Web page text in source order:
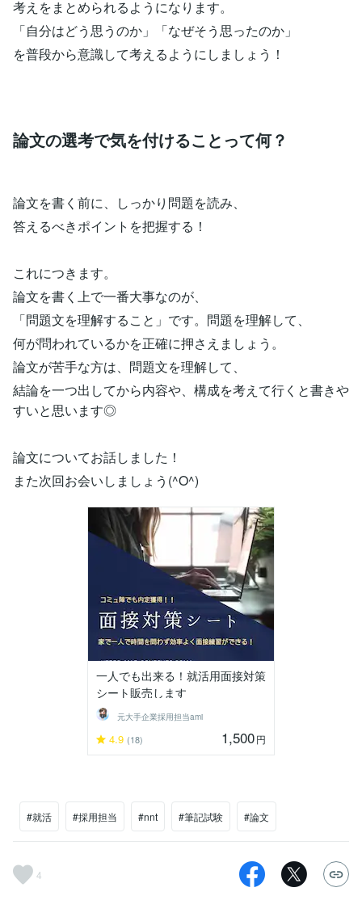
考えをまとめられるようになります。
「自分はどう思うのか」「なぜそう思ったのか」
を普段から意識して考えるようにしましょう！
論文の選考で気を付けることって何？
論文を書く前に、しっかり問題を読み、
答えるべきポイントを把握する！
これにつきます。
論文を書く上で一番大事なのが、
「問題文を理解すること」です。問題を理解して、
何が問われているかを正確に押さえましょう。
論文が苦手な方は、問題文を理解して、
結論を一つ出してから内容や、構成を考えて行くと書きや
すいと思います◎
論文についてお話しました！
また次回お会いしましょう(^O^)
一人でも出来る！就活用面接対策
シート販売します
元大手企業採用担当ami
4.9 (18) 1,500円
#就活 #採用担当 #nnt #筆記試験 #論文
4